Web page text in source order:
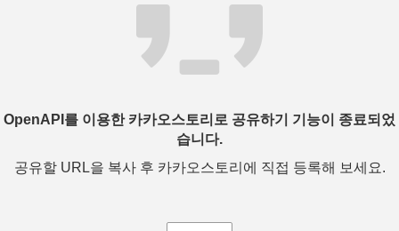
OpenAPI를 이용한 카카오스토리로 공유하기 기능이 종료되었
습니다.
공유할 URL을 복사 후 카카오스토리에 직접 등록해 보세요.